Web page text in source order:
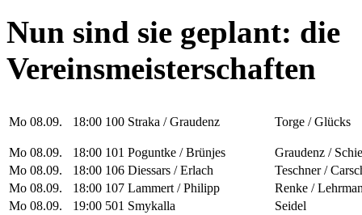
Nun sind sie geplant: die
Vereinsmeisterschaften
Mo 08.09. 18:00 100 Straka / Graudenz Torge / Glücks
Mo 08.09. 18:00 101 Poguntke / Brünjes
Graudenz /
Mo 08.09.
18:00 106 Diessars / Erlach
Teschner /
Mo 08.09.
18:00 107 Lammert / Philipp
Renke /
Mo 08.09.
19:00 501 Smykalla
Seidel